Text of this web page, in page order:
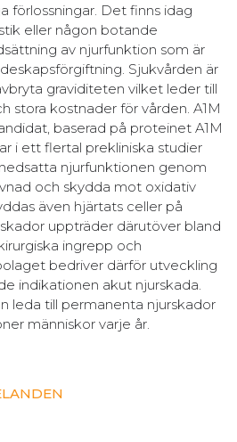
förlossningar. Det finns idag
eller någon botande
av njurfunktion som är
Sjukvården är
graviditeten vilket leder till
stora kostnader för vården. A1M
baserad på proteinet A1M
i ett flertal prekliniska studier
njurfunktionen genom
och skydda mot oxidativ
även hjärtats celler på
uppträder därutöver bland
ingrepp och
bedriver därför utveckling
indikationen akut njurskada.
leda till permanenta njurskador
människor varje år.